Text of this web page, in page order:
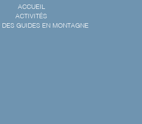
ACCUEIL
ACTIVITÉS
DES GUIDES EN MONTAGNE